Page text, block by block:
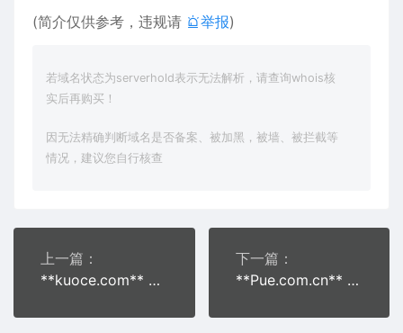
(简介仅供参考，违规请
举报)
若域名状态为serverhold表示无法解析，请查询whois核
实后再购买！
因无法精确判断域名是否备案、被加黑，被墙、被拦截等
情况，建议您自行核查
上一篇：
**kuoce.com** 是一款极具“行业测试、逻辑判断与AI智...
下一篇：
**Pue.com.cn** 是一款极其稀缺、极具“极客底层语义”...